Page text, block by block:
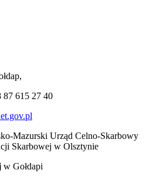
87 615 27 40
Mazurski Urząd Celno-Skarbowy
Skarbowej w Olsztynie
w Gołdapi